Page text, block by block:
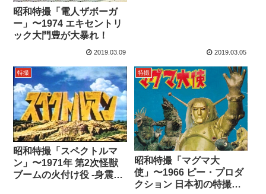
昭和特撮「電人ザボーガ
ー」〜1974 エキセントリ
ック大門豊が大暴れ！
2019.03.09 2019.03.05
特撮
昭和特撮「スペクトルマ
ン」〜1971年 第2次怪獣
ブームの火付け役 -身震い
特撮
昭和特撮「マグマ大
使」〜1966 ピー・プロダ
クション 日本初の特撮カ